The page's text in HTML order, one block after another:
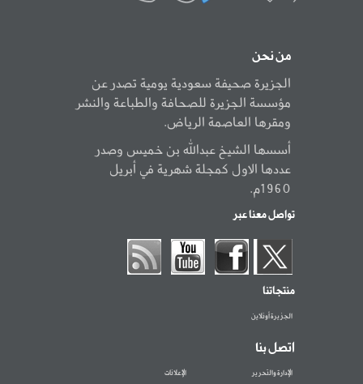
من نحن
الجزيرة صحيفة سعودية يومية تصدر عن
مؤسسة الجزيرة للصحافة والطباعة والنشر
ومقرها العاصمة الرياض.
أسسها الشيخ عبدالله بن خميس وصدر
عددها الاول كمجلة شهرية في أبريل
1960م.
تواصل معنا عبر
منتجاتنا
الجزيرة أونلاين
اتصل بنا
الإدارة والتحرير الإعلانات